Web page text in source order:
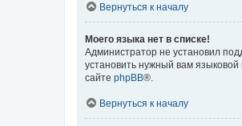
Вернуться к началу
Моего языка нет в списке!
Администратор не установил
установить нужный вам
сайте phpBB®.
Вернуться к началу